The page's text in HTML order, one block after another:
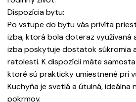
Dispozícia bytu:
Po vstupe do bytu vás privíta
izba, ktorá bola doteraz využívaná
izba poskytuje dostatok súkromia
ratolesti. K dispozícii máte
ktoré sú prakticky umiestnené pri
Kuchyňa je svetlá a útulná, ideálna
pokrmov.